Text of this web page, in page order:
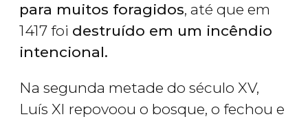
para muitos foragidos, até que em
1417 foi destruído em um incêndio
intencional.
Na segunda metade do século XV,
Luís XI repovoou o bosque, o fechou e